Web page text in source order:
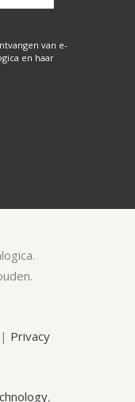
van e-
en haar
| Privacy
,